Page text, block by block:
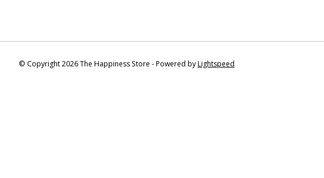
© Copyright 2026 The Happiness Store - Powered byLightspeed